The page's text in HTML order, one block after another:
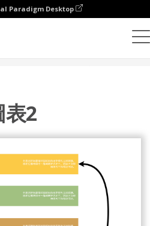
Paradigm Desktop
2